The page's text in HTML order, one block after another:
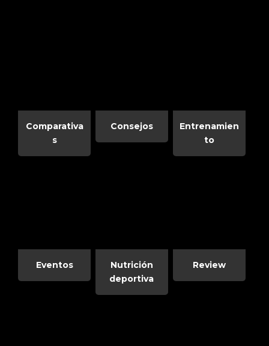
Comparativa
s
Consejos
Entrenamien
to
Eventos
Nutrición
deportiva
Review